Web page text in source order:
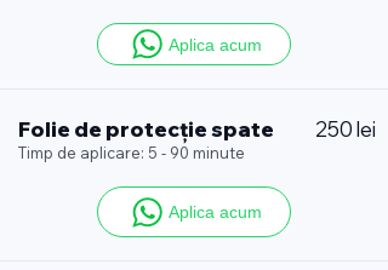
Aplica acum
Folie de protecție spate 250 lei
Timp de aplicare: 5 - 90 minute
Aplica acum